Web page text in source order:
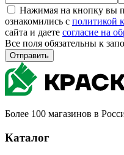
Нажимая на кнопку вы
ознакомились с политикой
сайта и даете согласие на
Все поля обязательны к
Отправить
Более 100 магазинов в
Каталог